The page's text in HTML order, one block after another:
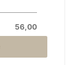
56,00